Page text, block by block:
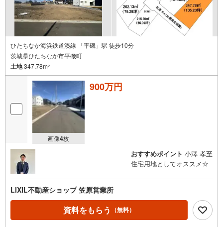
ひたちなか海浜鉄道湊線 「平磯」駅 徒歩10分
茨城県ひたちなか市平磯町
土地347.78m2
画像4枚
900万円
おすすめポイント 小澤 孝至
住宅用地としてオススメ☆
LIXIL不動産ショップ 笠原営業所
資料をもらう （無料）